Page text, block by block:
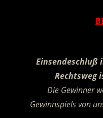
Einsendeschluß
Rechtsweg
Die Gewinner
Gewinnspiels von